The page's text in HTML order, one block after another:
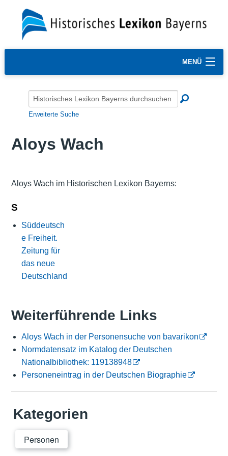
MENÜ
Erweiterte Suche
Aloys Wach
Aloys Wach im Historischen Lexikon Bayerns:
S
Süddeutsch
e Freiheit.
Zeitung für
das neue
Deutschland
Weiterführende Links
Aloys Wach in der Personensuche von bavarikon
Normdatensatz im Katalog der Deutschen
Nationalbibliothek: 119138948
Personeneintrag in der Deutschen Biographie
Kategorien
Personen